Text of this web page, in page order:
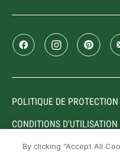
POLITIQUE DE
CONDITIONS D'UTILISATION
By clicking “Accept All